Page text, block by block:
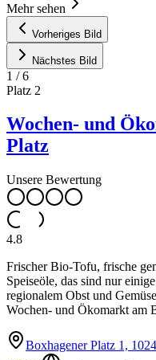
Mehr sehen
Vorheriges Bild
Nächstes Bild
1 /6
Platz 2
Wochen- und
Platz
Unsere Bewertung
4.8
Frischer Bio-Tofu, frische
Speiseöle, das sind nur
regionalem Obst und
Wochen- und Ökomarkt am
Boxhagener Platz 1,